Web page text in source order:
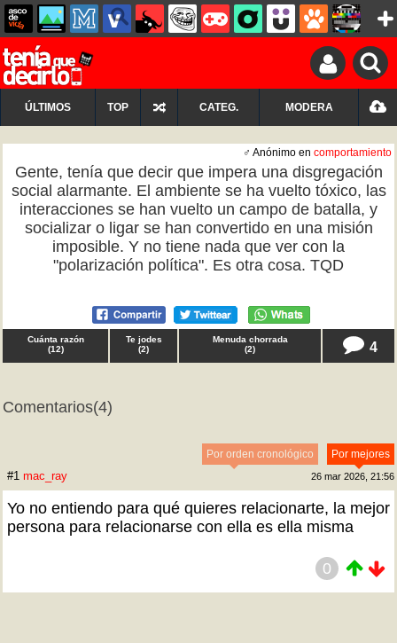
ÚLTIMOS TOP CATEG. MODERA
♂ Anónimo en comportamiento
Gente, tenía que decir que impera una disgregación
social alarmante. El ambiente se ha vuelto tóxico, las
interacciones se han vuelto un campo de batalla, y
socializar o ligar se han convertido en una misión
imposible. Y no tiene nada que ver con la
"polarización política". Es otra cosa. TQD
Cuánta razón
(12)
Te jodes
(2)
Menuda chorrada
(2) 4
Comentarios(4)
Por mejores
Por orden cronológico
#1 mac_ray 26 mar 2026, 21:56
Yo no entiendo para qué quieres relacionarte, la mejor
persona para relacionarse con ella es ella misma
0